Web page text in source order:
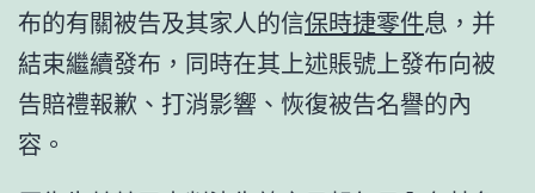
布的有關被告及其家人的信保時捷零件息，并
結束繼續發布，同時在其上述賬號上發布向被
告賠禮報歉、打消影響、恢復被告名譽的內
容。